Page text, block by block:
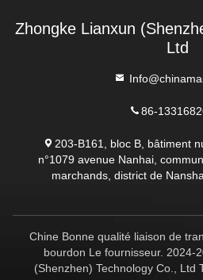
Zhongke Lianxun
Ltd
86-
203-B161, bloc B, bâtiment
n°1079 avenue Nanhai,
marchands, district de
Chine Bonne qualité liaison de
bourdon Le fournisseur. 2024-
(Shenzhen) Technology Co., Ltd